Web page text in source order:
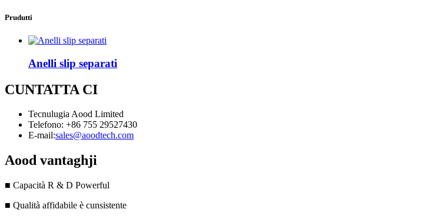
Prudutti
Anelli slip separati
CUNTATTA CI
Tecnulugia Aood Limited
Telefono: +86 755 29527430
E-mail:sales@aoodtech.com
Aood vantaghji
■ Capacità R & D Powerful
■ Qualità affidabile è cunsistente